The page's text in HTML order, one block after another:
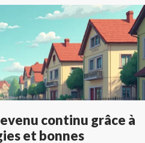
continu grâce à
et bonnes